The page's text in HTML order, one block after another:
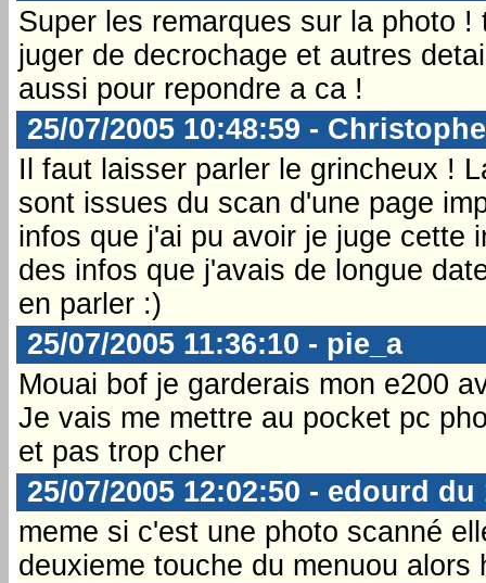
Super les remarques sur la photo
juger de decrochage et autres
aussi pour repondre a ca !
25/07/2005 10:48:59 -
Il faut laisser parler le grincheux !
sont issues du scan d'une page
infos que j'ai pu avoir je juge cette
des infos que j'avais de longue
en parler :)
25/07/2005 11:36:10 - pie_a
Mouai bof je garderais mon e200
Je vais me mettre au pocket pc
et pas trop cher
25/07/2005 12:02:50 - edourd du
meme si c'est une photo scanné
deuxieme touche du menuou alors